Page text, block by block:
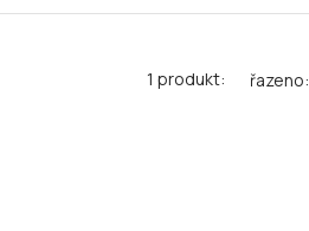
1 produkt: řazeno: